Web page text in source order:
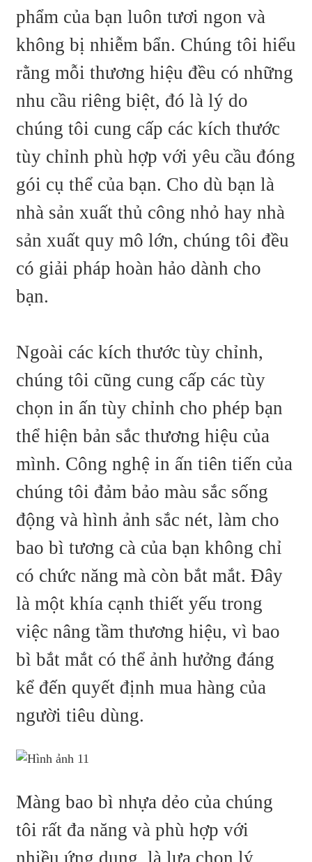
phẩm của bạn luôn tươi ngon và
không bị nhiễm bẩn. Chúng tôi hiểu
rằng mỗi thương hiệu đều có những
nhu cầu riêng biệt, đó là lý do
chúng tôi cung cấp các kích thước
tùy chỉnh phù hợp với yêu cầu đóng
gói cụ thể của bạn. Cho dù bạn là
nhà sản xuất thủ công nhỏ hay nhà
sản xuất quy mô lớn, chúng tôi đều
có giải pháp hoàn hảo dành cho
bạn.
Ngoài các kích thước tùy chỉnh,
chúng tôi cũng cung cấp các tùy
chọn in ấn tùy chỉnh cho phép bạn
thể hiện bản sắc thương hiệu của
mình. Công nghệ in ấn tiên tiến của
chúng tôi đảm bảo màu sắc sống
động và hình ảnh sắc nét, làm cho
bao bì tương cà của bạn không chỉ
có chức năng mà còn bắt mắt. Đây
là một khía cạnh thiết yếu trong
việc nâng tầm thương hiệu, vì bao
bì bắt mắt có thể ảnh hưởng đáng
kể đến quyết định mua hàng của
người tiêu dùng.
Màng bao bì nhựa dẻo của chúng
tôi rất đa năng và phù hợp với